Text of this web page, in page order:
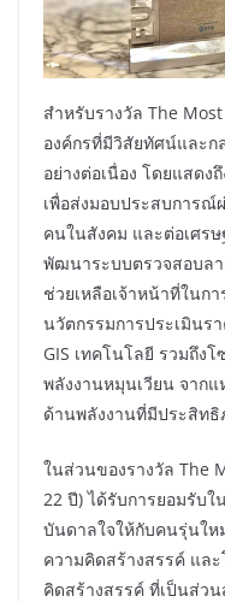
สำหรับรางวัล The
องค์กรที่มีวิสัยทัศน์และ
อย่างต่อเนื่อง โดยแสด
เพื่อส่งมอบประสบการ
คนในสังคม และต่อเศร
พัฒนาระบบตรวจสอบลา
ช่วยเหลือเจ้าหน้าที่ในก
นวัตกรรมการประเมินร
GIS เทคโนโลยี รวมถึง
พลังงานหมุนเวียน จาก
ด้านพลังงานที่มีประสิท
ในส่วนของรางวัล The
22 ปี) ได้รับการยอมรับ
บันดาลใจให้กับคนรุ่นใ
ความคิดสร้างสรรค์ แล
คิดสร้างสรรค์ ที่เป็นส่ว